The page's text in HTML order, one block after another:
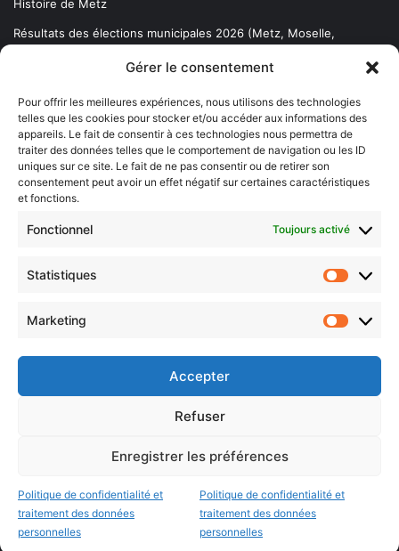
Gérer le consentement
Pour offrir les meilleures expériences, nous utilisons des technologies
telles que les cookies pour stocker et/ou accéder aux informations des
appareils. Le fait de consentir à ces technologies nous permettra de
traiter des données telles que le comportement de navigation ou les ID
uniques sur ce site. Le fait de ne pas consentir ou de retirer son
consentement peut avoir un effet négatif sur certaines caractéristiques
et fonctions.
Fonctionnel Toujours activé
Statistiques
Marketing
Accepter
Refuser
Enregistrer les préférences
Politique de confidentialité et
traitement des données
personnelles
Politique de confidentialité et
traitement des données
personnelles
Histoire de Metz
Résultats des élections municipales 2026 (Metz, Moselle,
Newsletter gratuite
Choisissez : matin, soir ou hebdo ?
votre
Metz Plage